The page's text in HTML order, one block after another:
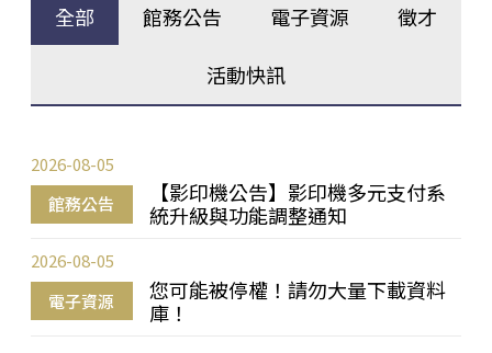
全部 館務公告 電子資源 徵才
活動快訊
館務公告
【影印機公告】影印機多元支付系
統升級與功能調整通知
2026-08-05
電子資源
您可能被停權！請勿大量下載資料
庫！
2026-08-05